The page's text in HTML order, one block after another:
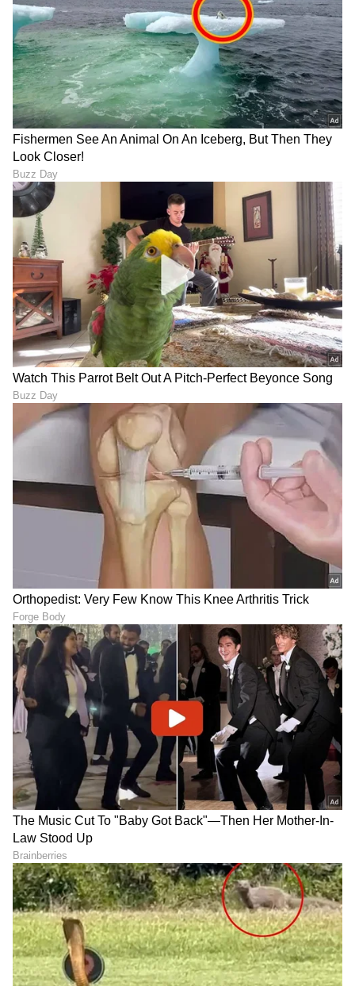
ಹೂಡಿಕೆ ಸೇರಿದಂತೆ ಇನ್ನಿತರ ಮತ್ತು ಇತ್ತೀಚಿನ ಹಣಕಾಸಿನ
ಸುದ್ದಿಗಳನ್ನು ಏಷ್ಯಾನೆಟ್ ಸುವರ್ಣ ನ್ಯೂಸ್‌ನಲ್ಲಿ ಓದಿರಿ.
ABOUT THE AUTHOR
GK
Gowthami K
ಒನ್ ಇಂಡಿಯಾ, ಡೈಲಿಹಂಟ್‌, ವಿಜಯ ಕರ್ನಾಟಕ ವೆಬ್‌, ಈಗ
ಏಷ್ಯಾನೆಟ್ ಕನ್ನಡ ಸೇರಿ 10 ವರ್ಷಗಳಿಂದಲೂ ಡಿಜಿಟಲ್
ಮಾಧ್ಯಮದಲ್ಲಿದ್ದೇನೆ. ಉಜಿರೆಯ ಎಸ್‌ಡಿಎಂನಲ್ಲಿ ಪತ್ರಿಕೋದ್ಯಮದಲ್ಲಿ
ಸ್ನಾತಕೋತ್ತರ ಪದವಿಯಾಗಿದೆ. ಸುಳ್ಯ ತಾಲೂಕಿನ ಕುಕ್ಕುಜಡ್ಕದವಳು.
ಉದ್ಯೋಗ, ರಾಜಕೀಯ, ದೇಶ-ವಿದೇಶ, ವಿಜ್ಞಾನ ಮತ್ತು ವಾಣಿಜ್ಯ,
ಸಿನೆಮಾವೆಂದರೆ ಹೆಚ್ಚು ಆಸಕ್ತಿ. ಹಿನ್ನೆಲೆ ಧ್ವನಿ ನೀಡುವುದು ಹವ್ಯಾಸ.
ಕರ್ನಾಟಕ ಸುದ್ದಿ
DOWNLOAD APP
RECOMMENDED STORIES
ಮೊಘಲರ ಕಾಲದ, 350
ವರ್ಷಗಳಿಂದ ಜೀವಂತವಾಗಿರುವ
ಈ ರಹಸ್ಯ ಮಾರ್ಕೆಟ್‌;
ಸೂಜಿಯಿಂದ ಹಿಡಿದು ಚಿನ್ನದವರೆಗೆ
ಎಲ್ಲ ಚೀಪ್‌ ಚೀಪ್!‌
Jio ಹಣೆಯಲ್ಲಿ ಬೆವರು ತರಿಸಿದ
ಕೇವಲ 225 ರೂ. ಪ್ಲಾನ್; ಕಡಿಮೆ
ಬೆಲೆಯಲ್ಲಿ ಬಂಪರ್ ಆಫರ್
ಮತ್ತೊಮ್ಮೆ ಮಗದೊಮ್ಮೆ
ಇಳಿಕೆಯಾದ ಚಿನ್ನದ ಬೆಲೆ;
ಅನಿರೀಕ್ಷಿತ ಕುಸಿತದ ಅಲೆ!
ಅಭಿಮಾನಿಗಳಿಗೆ Naa Ninna
Bidalaare ದುರ್ಗಾ ಗುಡ್​ನ್ಯೂಸ್​ :
ಅಮ್ಮನ ಸನ್ನಿಧಿಯಲ್ಲಿ ರಿಷಿಕಾ